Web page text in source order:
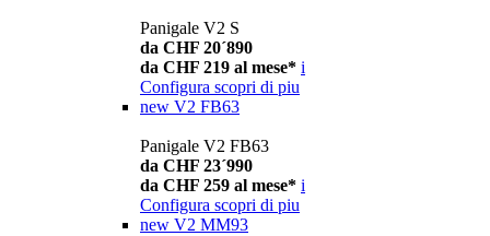
Panigale V2 S
da CHF 20´890
da CHF 219 al mese* i
Configura scopri di piu
new V2 FB63
Panigale V2 FB63
da CHF 23´990
da CHF 259 al mese* i
Configura scopri di piu
new V2 MM93